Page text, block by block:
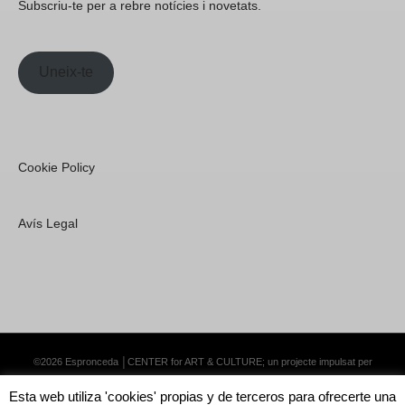
Subscriu-te per a rebre notícies i novetats.
Uneix-te
Cookie Policy
Avís Legal
©2026 Espronceda │CENTER for ART & CULTURE; un projecte impulsat per
Esta web utiliza 'cookies' propias y de terceros para ofrecerte una